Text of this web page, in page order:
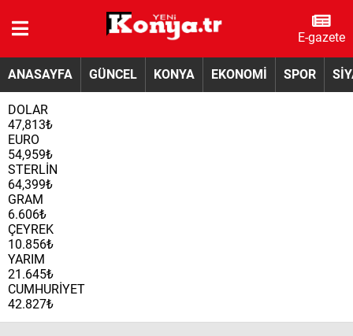
E-gazete
ANASAYFA GÜNCEL KONYA EKONOMİ SPOR
DOLAR
47,813₺
EURO
54,959₺
STERLİN
64,399₺
GRAM
6.606₺
ÇEYREK
10.856₺
YARIM
21.645₺
CUMHURİYET
42.827₺